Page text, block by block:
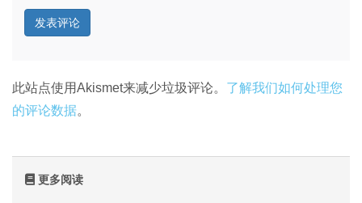
此站点使用Akismet来减少垃圾评论。 了解我们如何处理您
的评论数据。
更多阅读